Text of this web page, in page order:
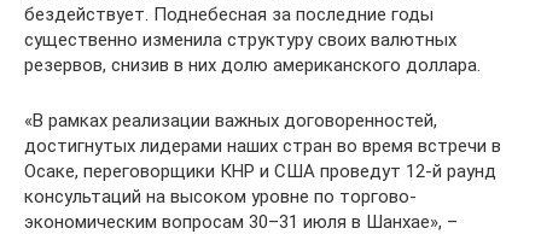
бездействует. Поднебесная за последние годы
существенно изменила структуру своих валютных
резервов, снизив в них долю американского доллара.
«В рамках реализации важных договоренностей,
достигнутых лидерами наших стран во время встречи в
Осаке, переговорщики КНР и США проведут 12-й раунд
консультаций на высоком уровне по торгово-
экономическим вопросам 30–31 июля в Шанхае», –